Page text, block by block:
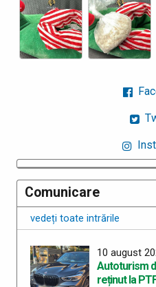
Comunicare
vedeți toate intrările
10 august
Autoturism
reținut la